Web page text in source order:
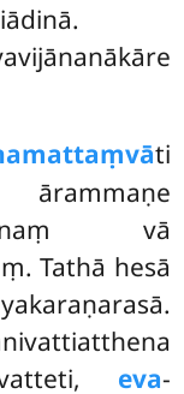
ti
vā
Tathā hesā
eva-